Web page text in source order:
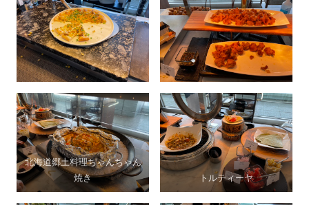
北海道郷土料理ちゃんちゃん
焼き
トルティーヤ